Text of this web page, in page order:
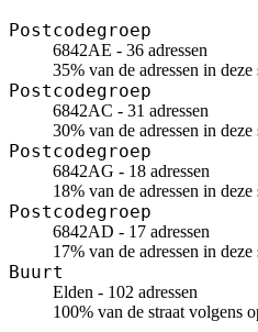
Postcodegroep
6842AE - 36 adressen
35% van de adressen in deze
Postcodegroep
6842AC - 31 adressen
30% van de adressen in deze
Postcodegroep
6842AG - 18 adressen
18% van de adressen in deze
Postcodegroep
6842AD - 17 adressen
17% van de adressen in deze
Buurt
Elden - 102 adressen
100% van de straat volgens